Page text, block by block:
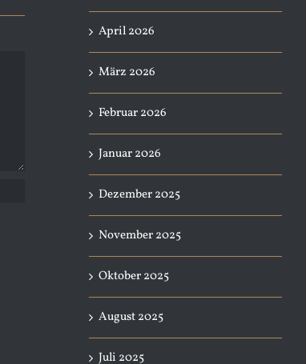
April 2026
März 2026
Februar 2026
Januar 2026
Dezember 2025
November 2025
Oktober 2025
August 2025
Juli 2025